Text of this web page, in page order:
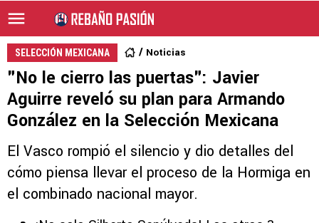
SELECCIÓN MEXICANA Noticias
"No le cierro las puertas": Javier
Aguirre reveló su plan para Armando
González en la Selección Mexicana
El Vasco rompió el silencio y dio detalles del
cómo piensa llevar el proceso de la Hormiga en
el combinado nacional mayor.